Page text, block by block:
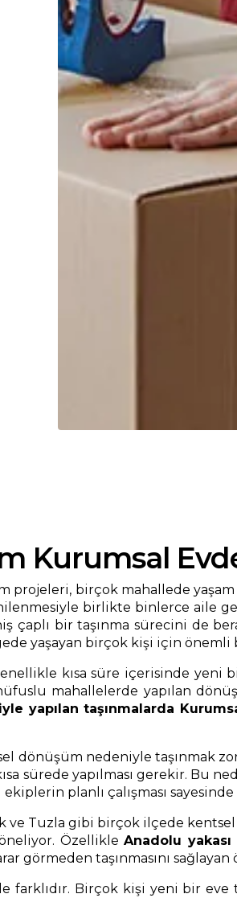
Kurumsal
projeleri, birçok mahallede
birlikte binlerce aile
çaplı bir taşınma sürecini de
yaşayan birçok kişi için
kısa süre içerisinde yeni
mahallelerde yapılan
yapılan taşınmalarda
dönüşüm nedeniyle taşınmak
sürede yapılması gerekir. Bu
ekiplerin planlı çalışması
ve Tuzla gibi birçok ilçede
ÖzellikleAnadolu
görmeden taşınmasını
farklıdır. Birçok kişi yeni bir